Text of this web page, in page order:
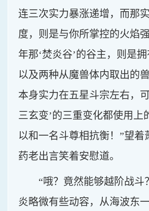
连三次实力暴涨递增，而那
度，则是与你所掌控的火焰
年那‘焚炎谷’的谷主，则是拥
以及两种从魔兽体内取出
本身实力在五星斗宗左右，
三玄变’的三重变化都使用上
以和一名斗尊相抗衡！”望着
药老出言笑着安慰道。
“哦？竟然能够越阶战斗
炎略微有些动容，从海波东